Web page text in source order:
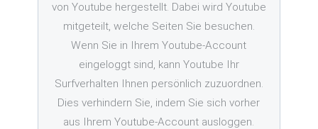
von Youtube hergestellt. Dabei wird Youtube
mitgeteilt, welche Seiten Sie besuchen.
Wenn Sie in Ihrem Youtube-Account
eingeloggt sind, kann Youtube Ihr
Surfverhalten Ihnen persönlich zuzuordnen.
Dies verhindern Sie, indem Sie sich vorher
aus Ihrem Youtube-Account ausloggen.